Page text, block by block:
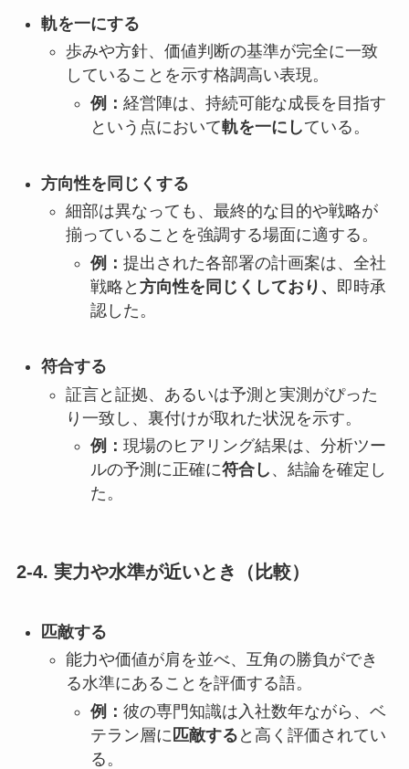
軌を一にする
歩みや方針、価値判断の基準が完全に一致
していることを示す格調高い表現。
例： 経営陣は、持続可能な成長を目指す
という点において軌を一にしている。
方向性を同じくする
細部は異なっても、最終的な目的や戦略が
揃っていることを強調する場面に適する。
例： 提出された各部署の計画案は、全社
戦略と 方向性を同じくしており、 即時承
認した。
符合する
証言と証拠、あるいは予測と実測がぴった
り一致し、裏付けが取れた状況を示す。
例： 現場のヒアリング結果は、分析ツー
ルの予測に正確に符合し 、結論を確定し
た。
2-4. 実力や水準が近いとき（比較）
匹敵する
能力や価値が肩を並べ、互角の勝負ができ
る水準にあることを評価する語。
例： 彼の専門知識は入社数年ながら、ベ
テラン層に 匹敵する と高く評価されてい
る。